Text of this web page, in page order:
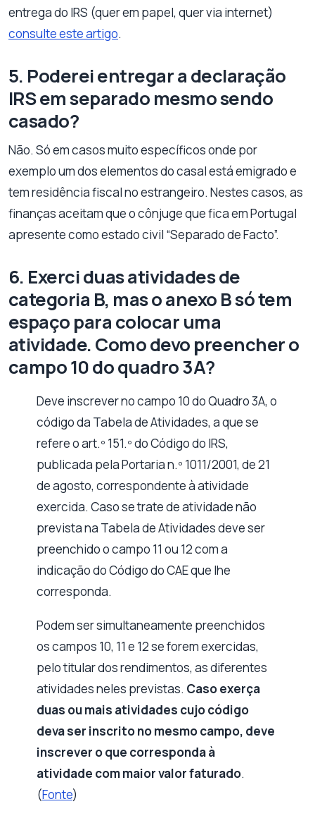
entrega do IRS (quer em papel, quer via internet)
consulte este artigo.
5. Poderei entregar a declaração
IRS em separado mesmo sendo
casado?
Não. Só em casos muito específicos onde por
exemplo um dos elementos do casal está emigrado e
tem residência fiscal no estrangeiro. Nestes casos, as
finanças aceitam que o cônjuge que fica em Portugal
apresente como estado civil “Separado de Facto”.
6. Exerci duas atividades de
categoria B, mas o anexo B só tem
espaço para colocar uma
atividade. Como devo preencher o
campo 10 do quadro 3A?
Deve inscrever no campo 10 do Quadro 3A, o
código da Tabela de Atividades, a que se
refere o art.º 151.º do Código do IRS,
publicada pela Portaria n.º 1011/2001, de 21
de agosto, correspondente à atividade
exercida. Caso se trate de atividade não
prevista na Tabela de Atividades deve ser
preenchido o campo 11 ou 12 com a
indicação do Código do CAE que lhe
corresponda.
Podem ser simultaneamente preenchidos
os campos 10, 11 e 12 se forem exercidas,
pelo titular dos rendimentos, as diferentes
atividades neles previstas. Caso exerça
duas ou mais atividades cujo código
deva ser inscrito no mesmo campo, deve
inscrever o que corresponda à
atividade com maior valor faturado.
(Fonte)